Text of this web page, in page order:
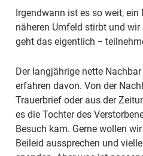
Irgendwann ist es so weit,
näheren Umfeld stirbt und
geht das eigentlich −
Der langjährige nette
erfahren davon. Von der
Trauerbrief oder aus der
es die Tochter des
Besuch kam. Gerne wollen
Beileid aussprechen und